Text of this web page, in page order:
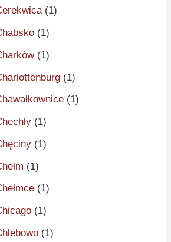
(1)
(1)
(1)
(1)
(1)
(1)
(1)
(1)
(1)
(1)
(1)